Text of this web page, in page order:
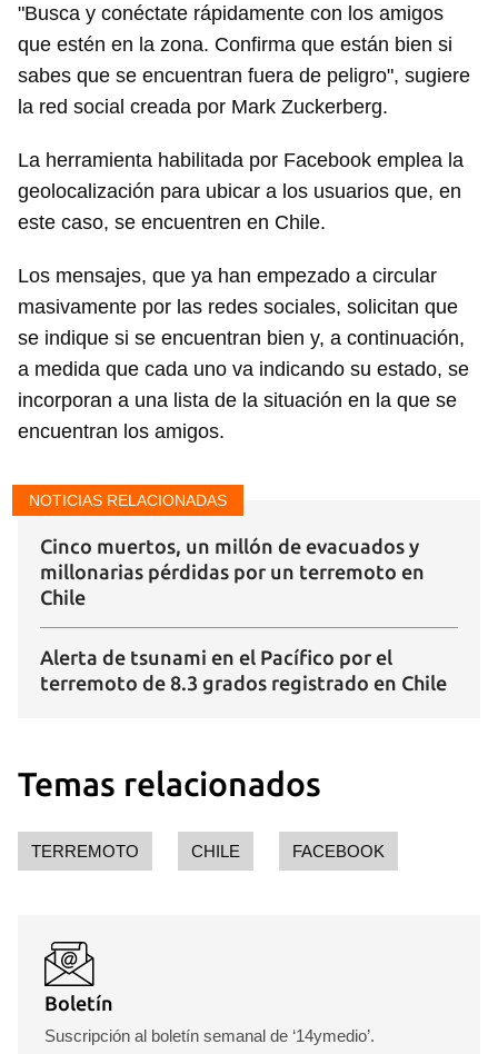
"Busca y conéctate rápidamente con los amigos
que estén en la zona. Confirma que están bien si
sabes que se encuentran fuera de peligro", sugiere
la red social creada por Mark Zuckerberg.
La herramienta habilitada por Facebook emplea la
geolocalización para ubicar a los usuarios que, en
este caso, se encuentren en Chile.
Los mensajes, que ya han empezado a circular
masivamente por las redes sociales, solicitan que
se indique si se encuentran bien y, a continuación,
a medida que cada uno va indicando su estado, se
incorporan a una lista de la situación en la que se
encuentran los amigos.
NOTICIAS RELACIONADAS
Cinco muertos, un millón de evacuados y
millonarias pérdidas por un terremoto en
Chile
Alerta de tsunami en el Pacífico por el
terremoto de 8.3 grados registrado en Chile
Temas relacionados
TERREMOTO CHILE FACEBOOK
Boletín
Suscripción al boletín semanal de ‘14ymedio’.